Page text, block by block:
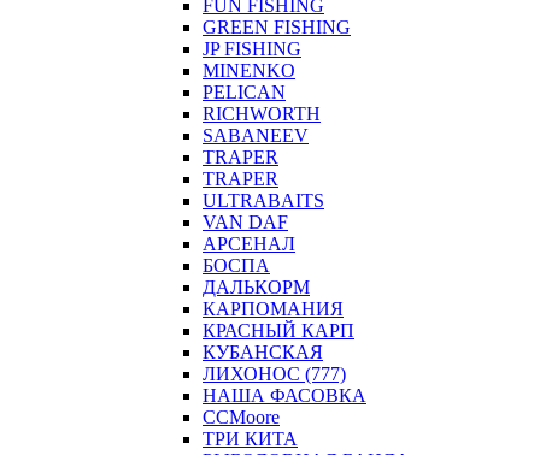
FUN FISHING
GREEN FISHING
JP FISHING
MINENKO
PELICAN
RICHWORTH
SABANEEV
TRAPER
TRAPER
ULTRABAITS
VAN DAF
АРСЕНАЛ
БОСПА
ДАЛЬКОРМ
КАРПОМАНИЯ
КРАСНЫЙ КАРП
КУБАНСКАЯ
ЛИХОНОС (777)
НАША ФАСОВКА
СCMoore
ТРИ КИТА